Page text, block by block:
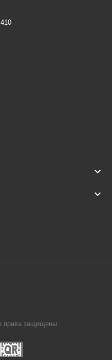
keyboard_arrow_down
keyboard_arrow_down
права защищены